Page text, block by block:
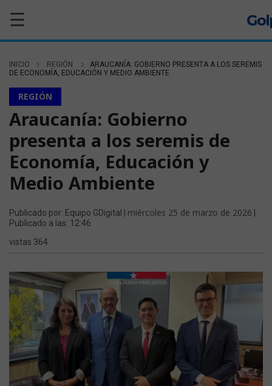
☰
INICIO REGIÓN
ARAUCANÍA: GOBIERNO PRESENTA A LOS SEREMIS
DE ECONOMÍA, EDUCACIÓN Y MEDIO AMBIENTE
REGIÓN
Araucanía: Gobierno
presenta a los seremis de
Economía, Educación y
Medio Ambiente
Publicado por: Equipo GDigital | miércoles 25 de marzo de 2026
Publicado a las: 12:46
vistas 364